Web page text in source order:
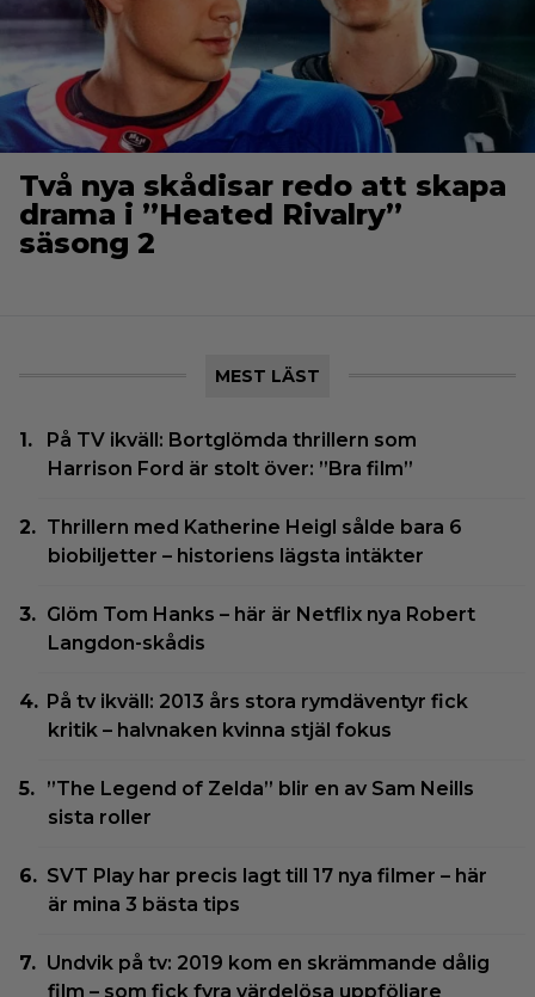
Två nya skådisar redo att skapa
drama i ”Heated Rivalry”
säsong 2
MEST LÄST
På TV ikväll: Bortglömda thrillern som
Harrison Ford är stolt över: ”Bra film”
Thrillern med Katherine Heigl sålde bara 6
biobiljetter – historiens lägsta intäkter
Glöm Tom Hanks – här är Netflix nya Robert
Langdon-skådis
På tv ikväll: 2013 års stora rymdäventyr fick
kritik – halvnaken kvinna stjäl fokus
”The Legend of Zelda” blir en av Sam Neills
sista roller
SVT Play har precis lagt till 17 nya filmer – här
är mina 3 bästa tips
Undvik på tv: 2019 kom en skrämmande dålig
film – som fick fyra värdelösa uppföljare